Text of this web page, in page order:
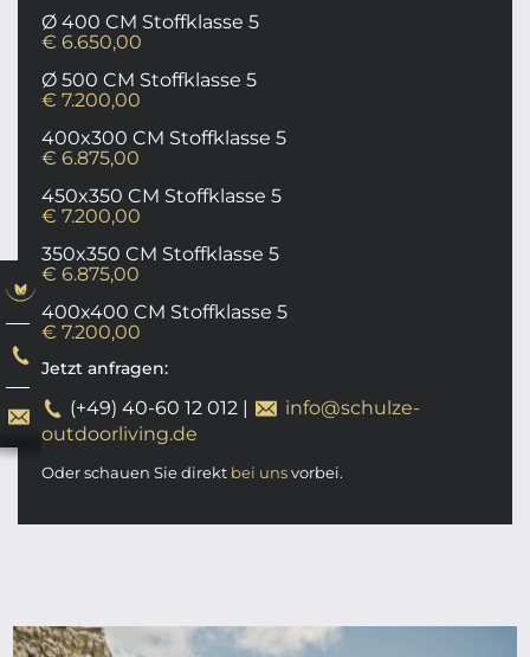
Ø 400 CM Stoffklasse 5
€ 6.650,00
Ø 500 CM Stoffklasse 5
€ 7.200,00
400x300 CM Stoffklasse 5
€ 6.875,00
450x350 CM Stoffklasse 5
€ 7.200,00
350x350 CM Stoffklasse 5
€ 6.875,00
400x400 CM Stoffklasse 5
€ 7.200,00
Jetzt anfragen:
(+49) 40-60 12 012 |
info@schulze-
outdoorliving.de
Oder schauen Sie direkt bei unsvorbei.